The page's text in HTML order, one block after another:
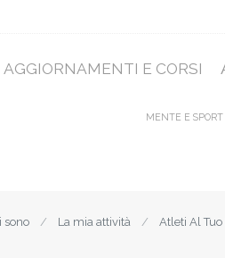
AGGIORNAMENTI E CORSI
MENTE E SPORT
sono La mia attività Atleti Al Tuo